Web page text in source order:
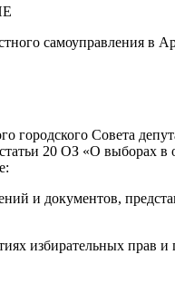
самоуправления в
Совета
20 ОЗ «О выборах в
и документов,
избирательных прав